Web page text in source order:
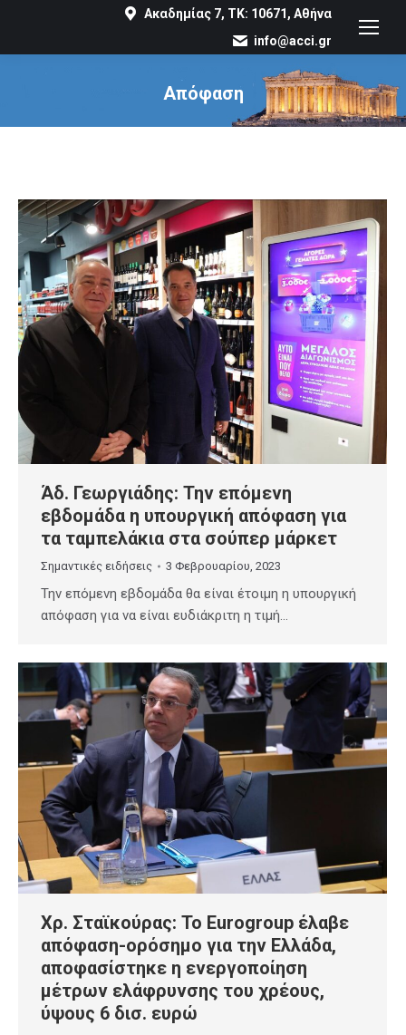
Ακαδημίας 7, ΤΚ: 10671, Αθήνα
info@acci.gr
Απόφαση
You are here:
Άδ. Γεωργιάδης: Την επόμενη
εβδομάδα η υπουργική απόφαση για
τα ταμπελάκια στα σούπερ μάρκετ
Σημαντικές ειδήσεις 3 Φεβρουαρίου, 2023
Την επόμενη εβδομάδα θα είναι έτοιμη η υπουργική
απόφαση για να είναι ευδιάκριτη η τιμή…
Χρ. Σταϊκούρας: Το Eurogroup έλαβε
απόφαση-ορόσημο για την Ελλάδα,
αποφασίστηκε η ενεργοποίηση
μέτρων ελάφρυνσης του χρέους,
ύψους 6 δισ. ευρώ